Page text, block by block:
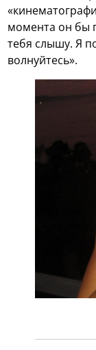
момента он бы
тебя слышу. Я
волнуйтесь».